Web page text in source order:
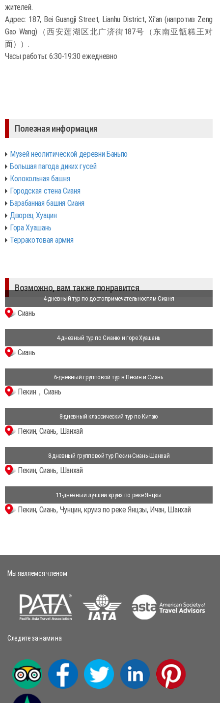
жителей.
Адрес: 187, Bei Guangji Street, Lianhu District, Xi'an (напротив Zeng
Gao Wang)（西安莲湖区北广济街187号（东南亚甑糕王对
面））.
Часы работы: 6:30-19:30 ежедневно
Полезная информация
Музей неолитической деревни Баньпо
Большая пагода диких гусей
Колокольная башня
Городская стена Сианя
Барабанная башня Сианя
Дворец Хуацин
Гора Хуашань
Терракотовая армия
Возможно, вам также понравится
4-дневный тур по достопримечательностям Сианя
Сиань
4-дневный тур по Сианю и горе Хуашань
Сиань
6-дневный групповой тур в Пекин и Сиань
Пекин，Сиань
8-дневный классический тур по Китаю
Пекин, Сиань, Шанхай
8-дневный групповой тур Пекин-Сиань-Шанхай
Пекин, Сиань, Шанхай
11-дневный лучший круиз по реке Янцзы
Пекин, Сиань, Чунцин, круиз по реке Янцзы, Ичан, Шанхай
Мы являемся членом
Следите за нами на